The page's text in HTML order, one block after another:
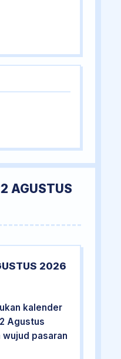
AGUSTUS
2026
kalender
Agustus
pasaran